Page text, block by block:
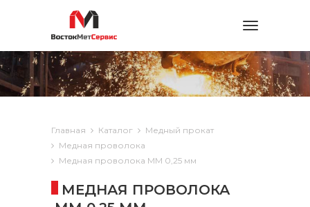
Toggle
Главная Каталог
Медный прокат
Медная проволока
Медная проволока ММ 0,25 мм
МЕДНАЯ ПРОВОЛОКА